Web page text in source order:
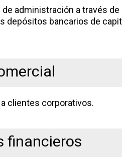
administración a través
bancarios de
clientes corporativos.
financieros